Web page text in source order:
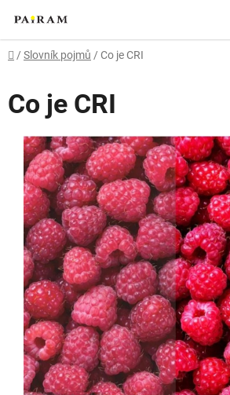
obsah
Domů
/ Slovník pojmů / Co je CRI
Co je CRI